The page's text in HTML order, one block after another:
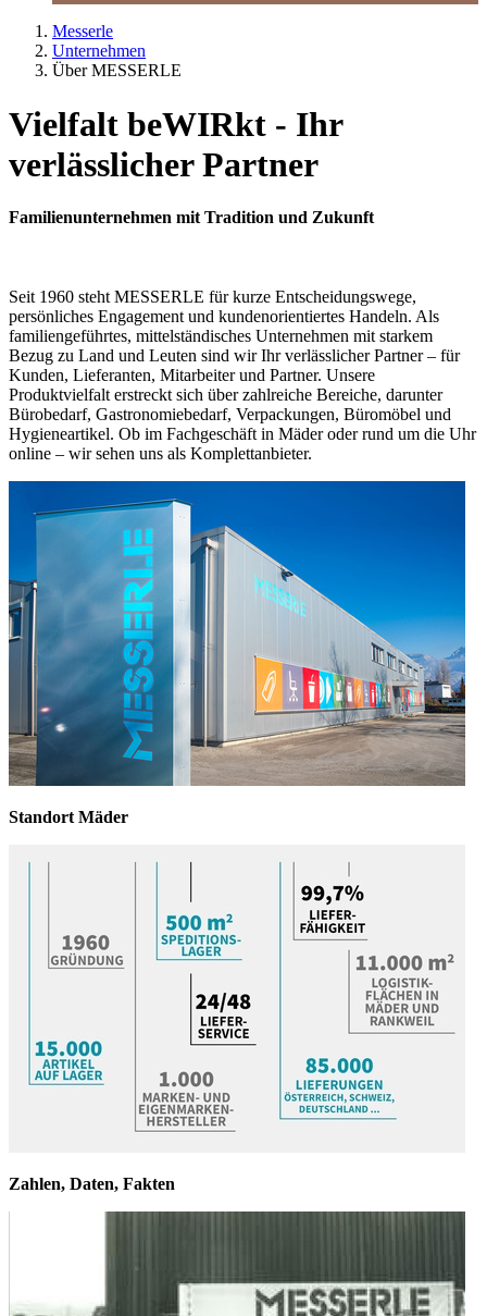
Messerle
Unternehmen
Über MESSERLE
Vielfalt beWIRkt - Ihr
verlässlicher Partner
Familienunternehmen mit Tradition und Zukunft
Seit 1960 steht MESSERLE für kurze Entscheidungswege,
persönliches Engagement und kundenorientiertes Handeln. Als
familiengeführtes, mittelständisches Unternehmen mit starkem
Bezug zu Land und Leuten sind wir Ihr verlässlicher Partner – für
Kunden, Lieferanten, Mitarbeiter und Partner. Unsere
Produktvielfalt erstreckt sich über zahlreiche Bereiche, darunter
Bürobedarf, Gastronomiebedarf, Verpackungen, Büromöbel und
Hygieneartikel. Ob im Fachgeschäft in Mäder oder rund um die Uhr
online – wir sehen uns als Komplettanbieter.
Standort Mäder
Zahlen, Daten, Fakten